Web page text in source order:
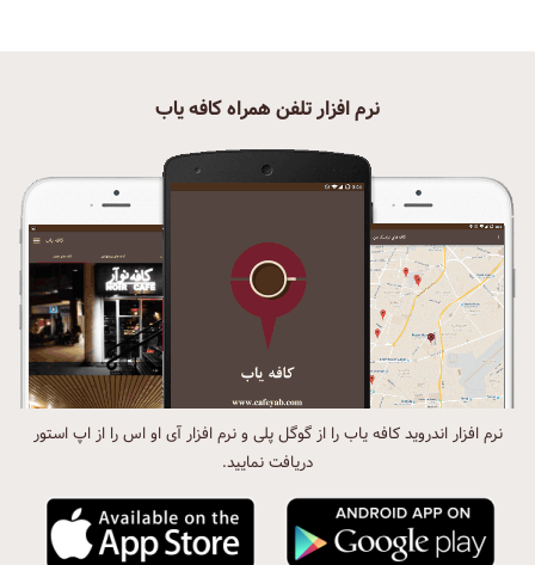
نرم افزار تلفن همراه کافه یاب
نرم افزار اندروید کافه یاب را از گوگل پلی و نرم افزار آی او اس را از اپ استور
دریافت نمایید.